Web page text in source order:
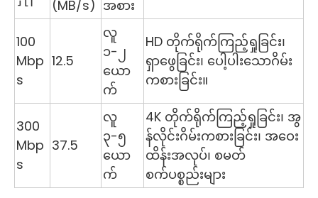
(MB/s) အစား
100
Mbp
s
12.5
လူ
၁-၂
ယော
က်
HD တိုက်ရိုက်ကြည့်ရှုခြင်း၊
ရှာဖွေခြင်း၊ ပေါ့ပါးသောဂိမ်း
ကစားခြင်း။
300
Mbp
s
37.5
လူ
၃-၅
ယော
က်
4K တိုက်ရိုက်ကြည့်ရှုခြင်း၊ အွ
န်လိုင်းဂိမ်းကစားခြင်း၊ အဝေး
ထိန်းအလုပ်၊ စမတ်
စက်ပစ္စည်းများ